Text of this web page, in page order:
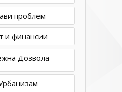
проблем
и финансии
Дозвола